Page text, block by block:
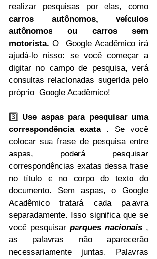
carros autônomos, veículos
autônomos ou carros sem
motorista. O  Google Acadêmico irá
ajudá-lo nisso: se você começar a
digitar no campo de pesquisa, verá
consultas relacionadas sugerida pelo
próprio  Google Acadêmico!
3️⃣ Use aspas para pesquisar uma
correspondência exata . Se você
colocar sua frase de pesquisa entre
aspas, poderá pesquisar
correspondências exatas dessa frase
no título e no corpo do texto do
documento. Sem aspas, o Google
Acadêmico tratará cada palavra
separadamente. Isso significa que se
você pesquisar parques nacionais ,
as palavras não aparecerão
necessariamente juntas. Palavras